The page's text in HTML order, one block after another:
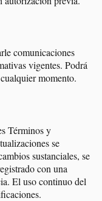
comunicaciones
vigentes. Podrá
momento.
Términos y
se
sustanciales, se
con una
El uso continuo del